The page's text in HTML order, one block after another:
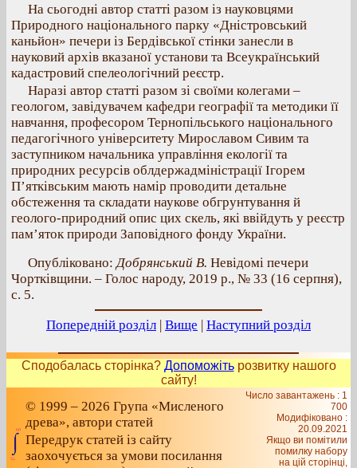
На сьогодні автор статті разом із науковцями
Природного національного парку «Дністровський
каньйон» печери із Бердівської стінки занесли в
науковий архів вказаної установи та Всеукраїнський
кадастровий спелеологічний реєстр.
Наразі автор статті разом зі своїми колегами –
геологом, завідувачем кафедри географії та методики її
навчання, професором Тернопільського національного
педагогічного університету Мирославом Сивим та
заступником начальника управління екології та
природних ресурсів облдержадміністрації Ігорем
П’ятківським мають намір проводити детальне
обстеження та складати наукове обгрунтування й
геолого-природний опис цих скель, які ввійдуть у реєстр
пам’яток природи Заповідного фонду України.
Опубліковано:Добрянський В. Невідомі печери
Чортківщини. – Голос народу, 2019 р., № 33 (16 серпня),
с. 5.
Попередній розділ | Вище | Наступний розділ
Сподобалась сторінка? Допоможітьрозвитку нашого
сайту!
© 1999 – 2026 Група «Мисленого
древа», автори статей
Передрук статей із сайту
заохочується за умови посилання
Число завантажень : 1
700
Модифіковано :
20.09.2021
Якщо ви помітили
помилку набору
на цiй сторiнцi,